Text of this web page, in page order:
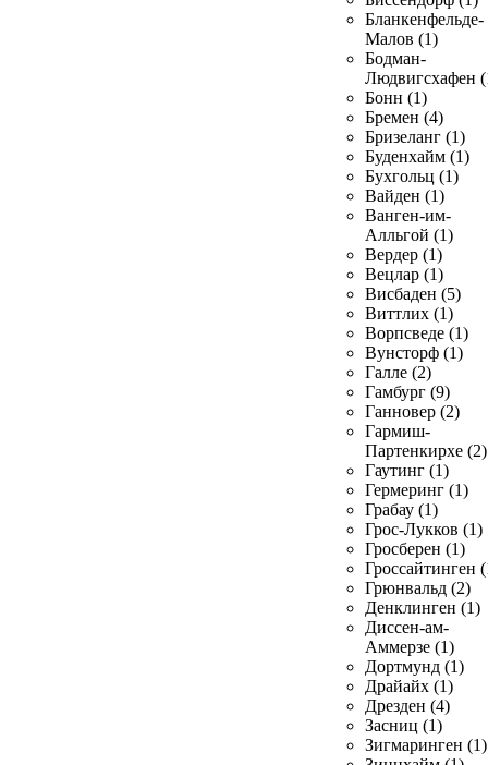
Бланкенфельде-
Малов (1)
Бодман-
Людвигсхафен
Бонн (1)
Бремен (4)
Бризеланг (1)
Буденхайм (1)
Бухгольц (1)
Вайден (1)
Ванген-им-
Алльгой (1)
Вердер (1)
Вецлар (1)
Висбаден (5)
Виттлих (1)
Ворпсведе (1)
Вунсторф (1)
Галле (2)
Гамбург (9)
Ганновер (2)
Гармиш-
Партенкирхе (2)
Гаутинг (1)
Гермеринг (1)
Грабау (1)
Грос-Лукков (1)
Гросберен (1)
Гроссайтинген
Грюнвальд (2)
Денклинген (1)
Диссен-ам-
Аммерзе (1)
Дортмунд (1)
Драйайх (1)
Дрезден (4)
Засниц (1)
Зигмаринген (1)